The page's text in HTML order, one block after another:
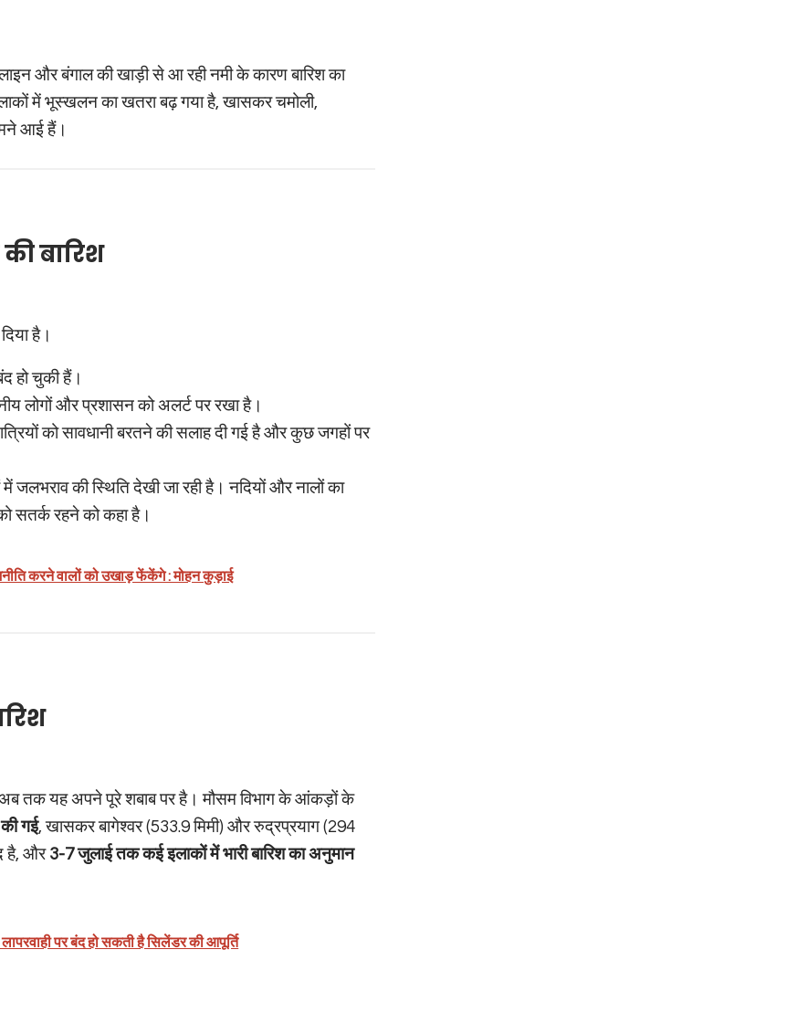
और बंगाल की खाड़ी से आ रही नमी के कारण बारिश का
में भूस्खलन का खतरा बढ़ गया है, खासकर चमोली,
आई हैं।
बारिश
है।
हो चुकी हैं।
लोगों और प्रशासन को अलर्ट पर रखा है।
को सावधानी बरतने की सलाह दी गई है और कुछ जगहों पर
जलभराव की स्थिति देखी जा रही है। नदियों और नालों का
सतर्क रहने को कहा है।
करने वालों को उखाड़ फेंकेंगे : मोहन कुड़ाई
तक यह अपने पूरे शबाब पर है। मौसम विभाग के आंकड़ों के
गई, खासकर बागेश्वर (533.9 मिमी) और रुद्रप्रयाग (294
है, और 3-7 जुलाई तक कई इलाकों में भारी बारिश का अनुमान
पर बंद हो सकती है सिलेंडर की आपूर्ति